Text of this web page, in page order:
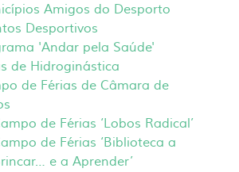
Amigos do Desporto
Desportivos
'Andar pela Saúde'
de Hidroginástica
de Férias de Câmara de
de Férias ‘Lobos Radical’
de Férias ‘Biblioteca a
e a Aprender’